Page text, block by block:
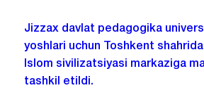
Jizzax davlat pedagogika
yoshlari uchun Toshkent
Islom sivilizatsiyasi markaziga
tashkil etildi.